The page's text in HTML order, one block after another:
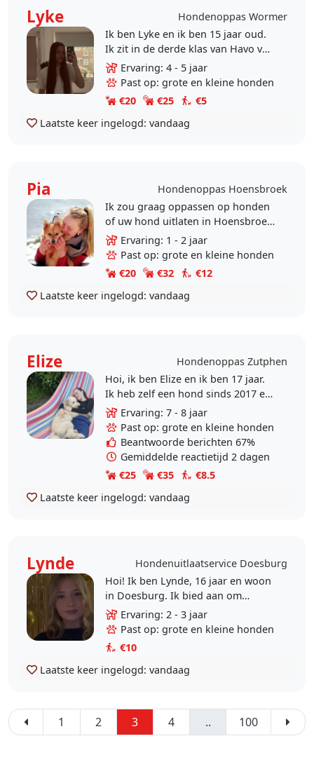
Lyke
Hondenoppas Wormer
Ik ben Lyke en ik ben 15 jaar oud.
Ik zit in de derde klas van Havo vwo
en ik ben een grote
dierenliefhebber! Ik heb zelf 1
hondje, 3 konijnen en een..
Ervaring: 4 - 5 jaar
Past op: grote en kleine honden
€20
€25
€5
Laatste keer ingelogd: vandaag
Pia
Hondenoppas Hoensbroek
Ik zou graag oppassen op honden
of uw hond uitlaten in Hoensbroek
(De Dem-Kasteel). Ik kan op dit
moment niet ver vooruitplannen,
maar pas juist..
Ervaring: 1 - 2 jaar
Past op: grote en kleine honden
€20
€32
€12
Laatste keer ingelogd: vandaag
Elize
Hondenoppas Zutphen
Hoi, ik ben Elize en ik ben 17 jaar.
Ik heb zelf een hond sinds 2017 en
ben mijn hele leven om honden
geweest door familie. Ik hou erg
van honden en..
Ervaring: 7 - 8 jaar
Past op: grote en kleine honden
Beantwoorde berichten 67%
Gemiddelde reactietijd 2 dagen
€25
€35
€8.5
Laatste keer ingelogd: vandaag
Lynde
Hondenuitlaatservice Doesburg
Hoi! Ik ben Lynde, 16 jaar en woon
in Doesburg. Ik bied aan om
honden uit te laten, in overleg over
dagen en tijden. Ik heb al ervaring
met honden,..
Ervaring: 2 - 3 jaar
Past op: grote en kleine honden
€10
Laatste keer ingelogd: vandaag
1 2 3 4 .. 100